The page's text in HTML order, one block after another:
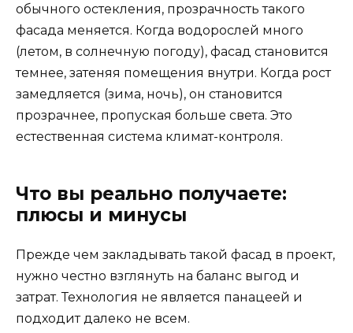
обычного остекления, прозрачность такого
фасада меняется. Когда водорослей много
(летом, в солнечную погоду), фасад становится
темнее, затеняя помещения внутри. Когда рост
замедляется (зима, ночь), он становится
прозрачнее, пропуская больше света. Это
естественная система климат-контроля.
Что вы реально получаете:
плюсы и минусы
Прежде чем закладывать такой фасад в проект,
нужно честно взглянуть на баланс выгод и
затрат. Технология не является панацеей и
подходит далеко не всем.